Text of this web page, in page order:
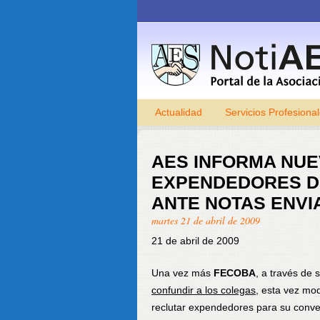
Actualidad Servicios
AES INFORMA
EXPENDEDORES
ANTE NOTAS
martes 21 de abril de 2009
21 de abril de 2009
Una vez más FECOBA , a través de
confundir a los colegas , esta vez
reclutar expendedores para su